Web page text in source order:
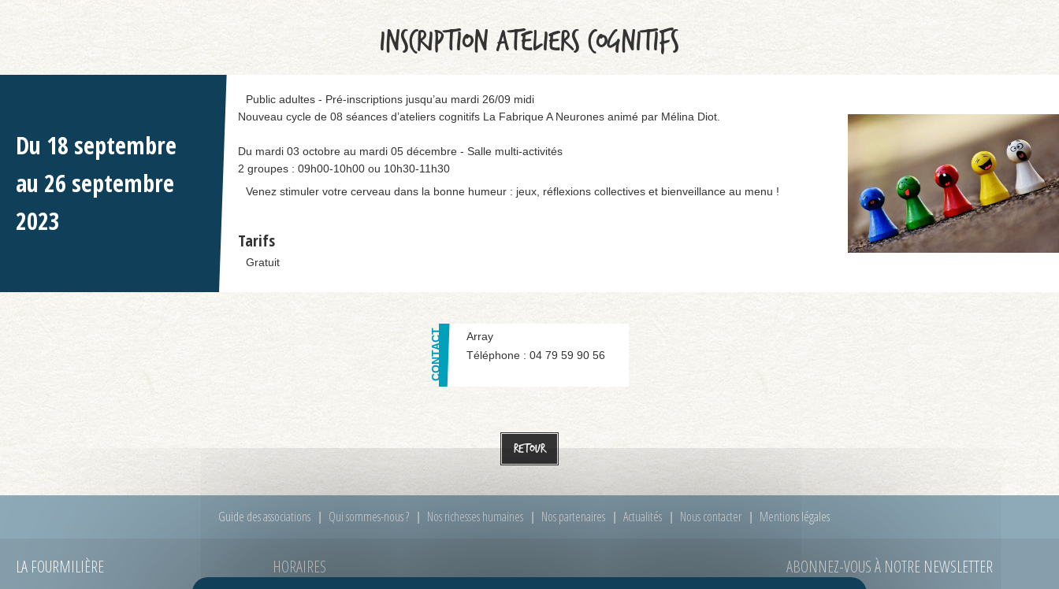
INSCRIPTION ATELIERS COGNITIFS
Du 18 septembre
au 26 septembre
2023
Public adultes - Pré-inscriptions jusqu’au mardi 26/09 midi
Nouveau cycle de 08 séances d’ateliers cognitifs La Fabrique A Neurones animé par Mélina Diot.
Du mardi 03 octobre au mardi 05 décembre - Salle multi-activités
2 groupes : 09h00-10h00 ou 10h30-11h30
Venez stimuler votre cerveau dans la bonne humeur : jeux, réflexions collectives et bienveillance au menu !
Tarifs
Gratuit
Array
Téléphone : 04 79 59 90 56
Retour
Guide des associations Qui sommes-nous ? Nos richesses humaines Nos partenaires Actualités Nous contacter Mentions légales
LA FOURMILIÈRE ABONNEZ-VOUS À NOTRE NEWSLETTER
HORAIRES